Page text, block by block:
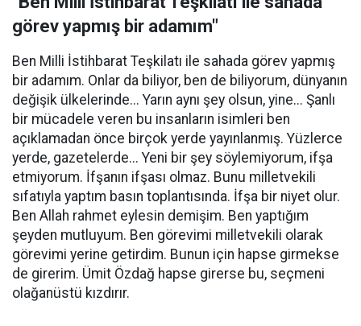
görev yapmış bir adamım"
Ben Milli İstihbarat Teşkilatı ile sahada görev yapmış
bir adamım. Onlar da biliyor, ben de biliyorum, dünyanın
değişik ülkelerinde... Yarın aynı şey olsun, yine... Şanlı
bir mücadele veren bu insanların isimleri ben
açıklamadan önce birçok yerde yayınlanmış. Yüzlerce
yerde, gazetelerde... Yeni bir şey söylemiyorum, ifşa
etmiyorum. İfşanın ifşası olmaz. Bunu milletvekili
sıfatıyla yaptım basın toplantısında. İfşa bir niyet olur.
Ben Allah rahmet eylesin demişim. Ben yaptığım
şeyden mutluyum. Ben görevimi milletvekili olarak
görevimi yerine getirdim. Bunun için hapse girmekse
de girerim. Ümit Özdağ hapse girerse bu, seçmeni
olağanüstü kızdırır.